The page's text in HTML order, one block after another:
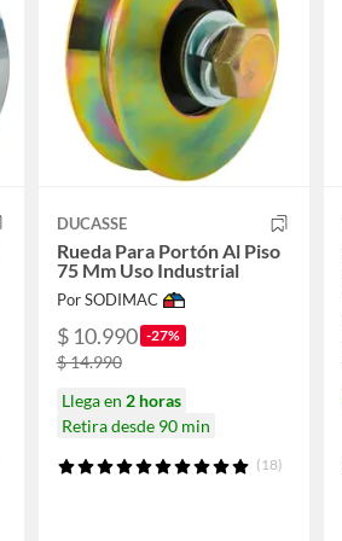
DUCASSE
Rueda Para Portón Al Piso
75 Mm Uso Industrial
Por SODIMAC
$ 10.990 -27%
$ 14.990
Llega en 2 horas
Retira desde 90 min
(18)